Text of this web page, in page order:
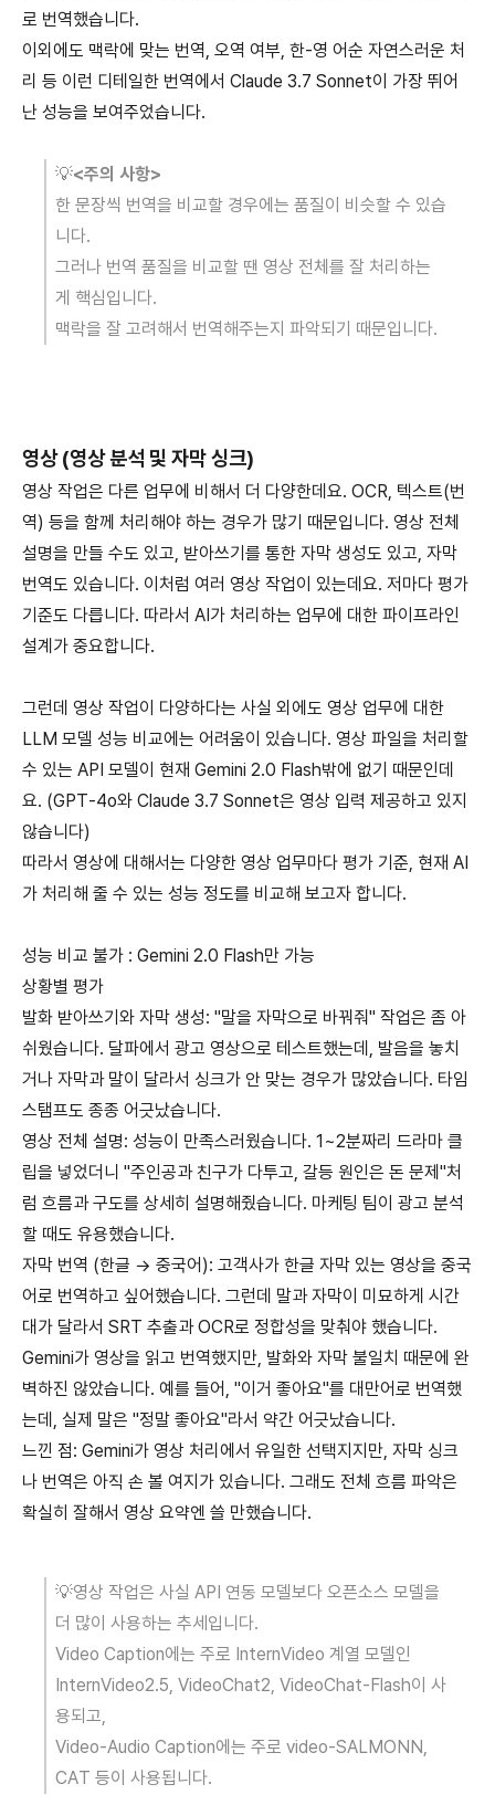
로 번역했습니다.
이외에도 맥락에 맞는 번역, 오역 여부, 한-영 어순 자연스러운 처
리 등 이런 디테일한 번역에서 Claude 3.7 Sonnet이 가장 뛰어
난 성능을 보여주었습니다.
💡<주의 사항>
한 문장씩 번역을 비교할 경우에는 품질이 비슷할 수 있습
니다.
그러나 번역 품질을 비교할 땐 영상 전체를 잘 처리하는
게 핵심입니다.
맥락을 잘 고려해서 번역해주는지 파악되기 때문입니다.
영상 (영상 분석 및 자막 싱크)
영상 작업은 다른 업무에 비해서 더 다양한데요. OCR, 텍스트(번
역) 등을 함께 처리해야 하는 경우가 많기 때문입니다. 영상 전체
설명을 만들 수도 있고, 받아쓰기를 통한 자막 생성도 있고, 자막
번역도 있습니다. 이처럼 여러 영상 작업이 있는데요. 저마다 평가
기준도 다릅니다. 따라서 AI가 처리하는 업무에 대한 파이프라인
설계가 중요합니다.
그런데 영상 작업이 다양하다는 사실 외에도 영상 업무에 대한
LLM 모델 성능 비교에는 어려움이 있습니다. 영상 파일을 처리할
수 있는 API 모델이 현재 Gemini 2.0 Flash밖에 없기 때문인데
요. (GPT-4o와 Claude 3.7 Sonnet은 영상 입력 제공하고 있지
않습니다)
따라서 영상에 대해서는 다양한 영상 업무마다 평가 기준, 현재 AI
가 처리해 줄 수 있는 성능 정도를 비교해 보고자 합니다.
성능 비교 불가 : Gemini 2.0 Flash만 가능
상황별 평가
발화 받아쓰기와 자막 생성: "말을 자막으로 바꿔줘" 작업은 좀 아
쉬웠습니다. 달파에서 광고 영상으로 테스트했는데, 발음을 놓치
거나 자막과 말이 달라서 싱크가 안 맞는 경우가 많았습니다. 타임
스탬프도 종종 어긋났습니다.
영상 전체 설명: 성능이 만족스러웠습니다. 1~2분짜리 드라마 클
립을 넣었더니 "주인공과 친구가 다투고, 갈등 원인은 돈 문제"처
럼 흐름과 구도를 상세히 설명해줬습니다. 마케팅 팀이 광고 분석
할 때도 유용했습니다.
자막 번역 (한글 → 중국어): 고객사가 한글 자막 있는 영상을 중국
어로 번역하고 싶어했습니다. 그런데 말과 자막이 미묘하게 시간
대가 달라서 SRT 추출과 OCR로 정합성을 맞춰야 했습니다.
Gemini가 영상을 읽고 번역했지만, 발화와 자막 불일치 때문에 완
벽하진 않았습니다. 예를 들어, "이거 좋아요"를 대만어로 번역했
는데, 실제 말은 "정말 좋아요"라서 약간 어긋났습니다.
느낀 점: Gemini가 영상 처리에서 유일한 선택지지만, 자막 싱크
나 번역은 아직 손 볼 여지가 있습니다. 그래도 전체 흐름 파악은
확실히 잘해서 영상 요약엔 쓸 만했습니다.
💡영상 작업은 사실 API 연동 모델보다 오픈소스 모델을
더 많이 사용하는 추세입니다.
Video Caption에는 주로 InternVideo 계열 모델인
InternVideo2.5, VideoChat2, VideoChat-Flash이 사
용되고,
Video-Audio Caption에는 주로 video-SALMONN,
CAT 등이 사용됩니다.